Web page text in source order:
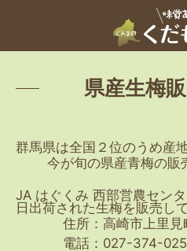
県産生梅
群馬県は全国２位のうめ産
今が旬の県産青梅の販
JA はぐくみ 西部営農セン
日出荷された生梅を販売し
住所：高崎市上里
電話：027-374-